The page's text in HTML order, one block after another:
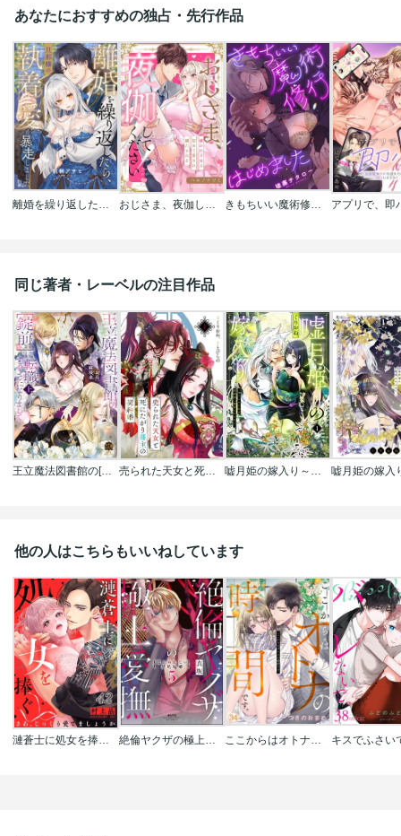
あなたにおすすめの独占・先行作品
同じ著者・レーベルの注目作品
王立魔法図書館の[錠前]に転職することになりまして 売られた天女と死にたがり藩主の契約婚【単話】 嘘月姫の嫁入り～捨てられた私が狼神様に寵愛されるまで～
他の人はこちらもいいねしています
漣蒼士に処女を捧ぐ～さあ、じっくり愛でましょうか 絶倫ヤクザの極上愛撫 逃れられない契約結婚 ここからはオトナの時間です｡